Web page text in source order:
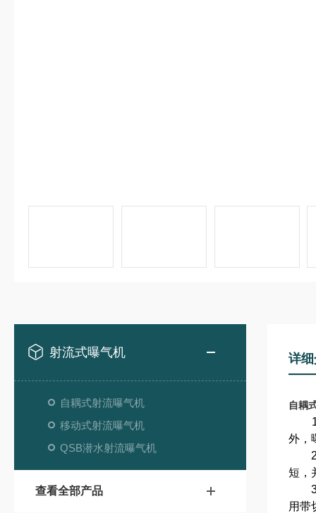
射流式曝气机
自耦式射流曝气机
移动式射流曝气机
QSB潜水射流曝气机
查看全部产品
详
自耦
1、
外，
2、
短，
3、
用带